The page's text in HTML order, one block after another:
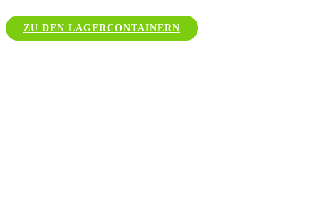
ZU DEN LAGERCONTAINERN